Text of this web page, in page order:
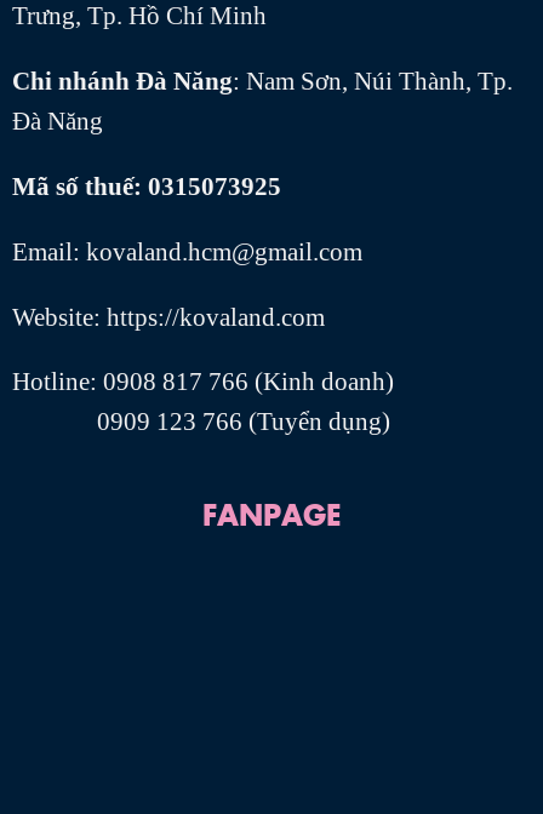
Trưng, Tp. Hồ Chí Minh
Chi nhánh Đà Năng: Nam Sơn, Núi Thành, Tp.
Đà Năng
Mã số thuế: 0315073925
Email: kovaland.hcm@gmail.com
Website: https://kovaland.com
Hotline: 0908 817 766 (Kinh doanh)
0909 123 766 (Tuyển dụng)
FANPAGE